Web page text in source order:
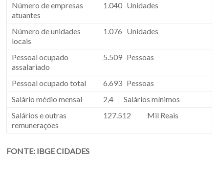
Número de empresas
atuantes
1.040 Unidades
Número de unidades
locais
1.076 Unidades
Pessoal ocupado
assalariado
5.509 Pessoas
Pessoal ocupado total
6.693 Pessoas
Salário médio mensal
2,4 Salários mínimos
Salários e outras
remunerações
127.512 Mil Reais
FONTE: IBGE CIDADES